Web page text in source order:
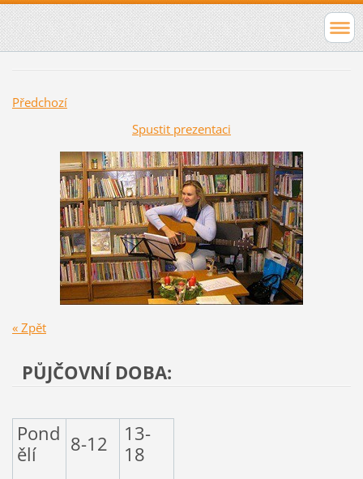
Předchozí
Spustit prezentaci
« Zpět
PŮJČOVNÍ DOBA:
Pond
ělí
8-12
13-
18